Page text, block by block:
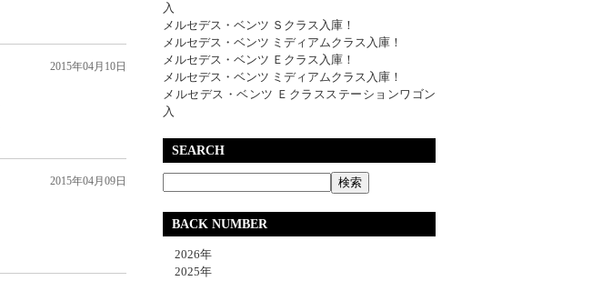
2015年04月10日
2015年04月09日
入
メルセデス・ベンツ Ｓクラス入庫！
メルセデス・ベンツ ミディアムクラス入庫！
メルセデス・ベンツ Ｅクラス入庫！
メルセデス・ベンツ ミディアムクラス入庫！
メルセデス・ベンツ Ｅクラスステーションワゴン
入
SEARCH
BACK NUMBER
2026年
2025年